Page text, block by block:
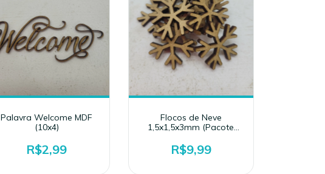
Palavra Welcome MDF
(10x4)
R$2,99
Flocos de Neve
1,5x1,5x3mm (Pacote
R$9,99